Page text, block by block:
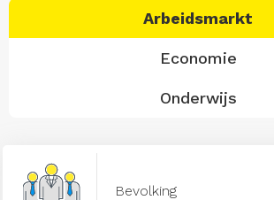
Arbeidsmarkt
Economie
Onderwijs
Bevolking